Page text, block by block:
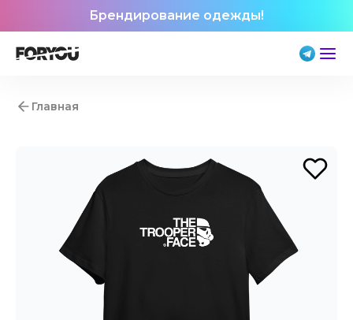
Брендирование одежды!
Главная